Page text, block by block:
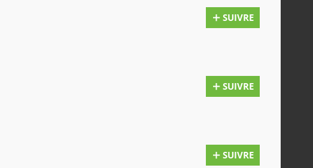
SUIVRE
SUIVRE
SUIVRE